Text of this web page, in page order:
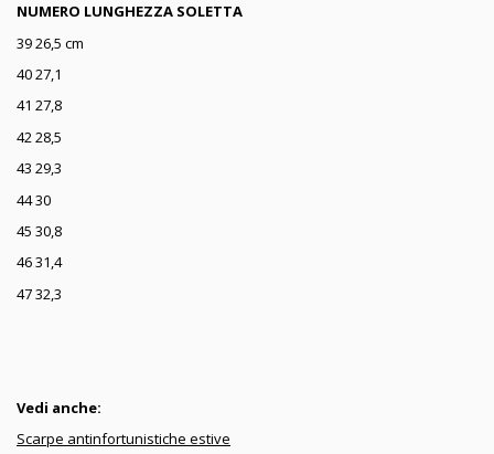
NUMERO LUNGHEZZA SOLETTA
39 26,5 cm
40 27,1
41 27,8
42 28,5
43 29,3
44 30
45 30,8
46 31,4
47 32,3
Vedi anche:
Scarpe antinfortunistiche estive